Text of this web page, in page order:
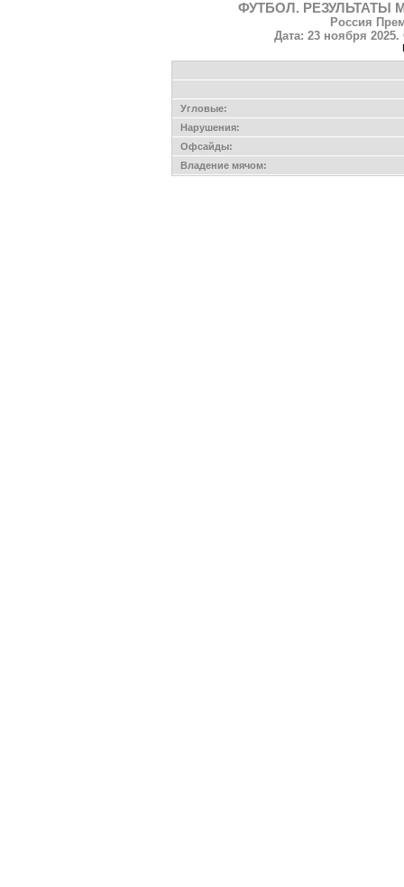
ФУТБОЛ. РЕЗУЛЬТАТЫ
Россия
Дата: 23 ноября
Угловые:
Нарушения:
Офсайды:
Владение мячом: